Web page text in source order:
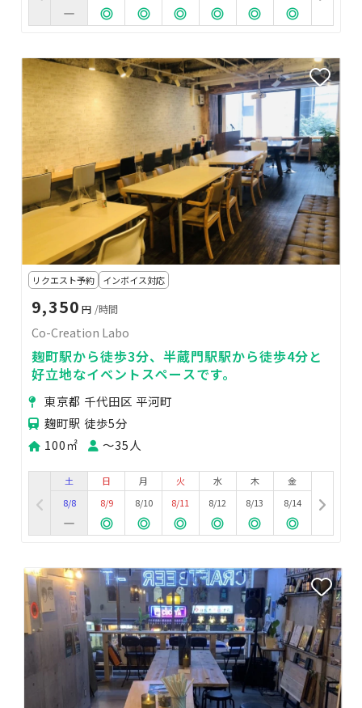
リクエスト予約 インボイス対応
9,350 円 /時間
Co-Creation Labo
麹町駅から徒歩3分、半蔵門駅駅から徒歩4分と
好立地なイベントスペースです。
東京都 千代田区 平河町
麹町駅 徒歩5分
100㎡
〜35人
土
8/8
日
8/9
月
8/10
火
8/11
水
8/12
木
8/13
金
8/14